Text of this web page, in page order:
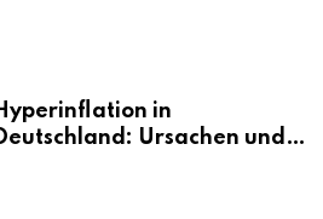
in
Ursachen und